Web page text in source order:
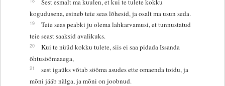
kogudusena, esineb teie seas lõhesid, ja osalt ma usun seda.
19
Teie seas peabki ju olema lahkarvamusi, et tunnustatud
teie seast saaksid avalikuks.
20
Kui te nüüd kokku tulete, siis ei saa pidada Issanda
õhtusöömaaega,
21
sest igaüks võtab sööma asudes ette omaenda toidu, ja
mõni jääb nälga, ja mõni on joobnud.